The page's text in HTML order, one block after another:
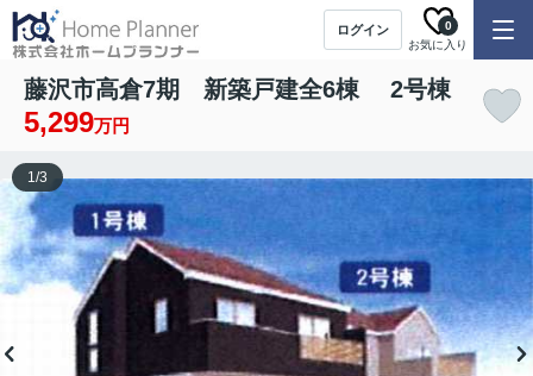
ログイン
お気に入り
0
藤沢市高倉7期 新築戸建全6棟 2号棟
5,299万円
1/3